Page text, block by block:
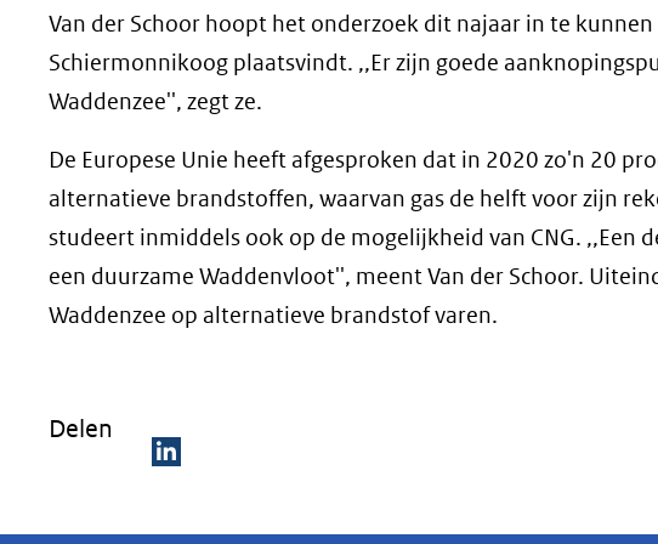
Van der Schoor hoopt het onderzoek dit najaar in te
Schiermonnikoog plaatsvindt. ,,Er zijn goede
Waddenzee'', zegt ze.
De Europese Unie heeft afgesproken dat in 2020 zo'n 20
alternatieve brandstoffen, waarvan gas de helft voor zijn
studeert inmiddels ook op de mogelijkheid van CNG.
een duurzame Waddenvloot'', meent Van der Schoor.
Waddenzee op alternatieve brandstof varen.
Delen
e